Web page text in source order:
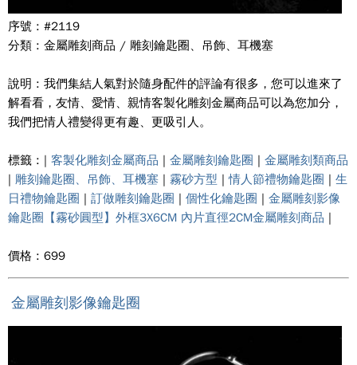
序號 : #2119
分類 : 金屬雕刻商品 / 雕刻鑰匙圈、吊飾、耳機塞
說明 : 我們集結人氣對於隨身配件的評論有很多，您可以進來了
解看看，友情、愛情、親情客製化雕刻金屬商品可以為您加分，
我們把情人禮變得更有趣、更吸引人。
標籤 : | 客製化雕刻金屬商品 金屬雕刻鑰匙圈
金屬雕刻類商品
雕刻鑰匙圈、吊飾、耳機塞 霧砂方型 |情人節禮物鑰匙圈
生
日禮物鑰匙圈
訂做雕刻鑰匙圈 個性化鑰匙圈
金屬雕刻影像
鑰匙圈【霧砂圓型】外框3X6CM 內片直徑2CM金屬雕刻商品
價格 : 699
金屬雕刻影像鑰匙圈